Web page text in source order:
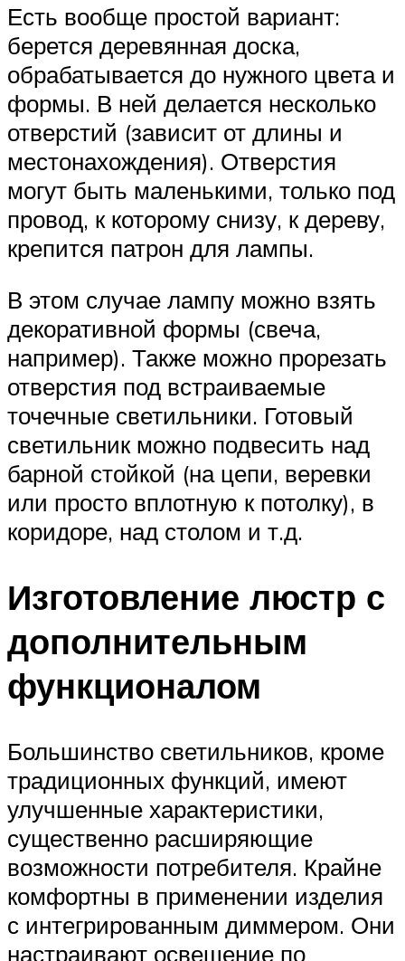
Есть вообще простой вариант:
берется деревянная доска,
обрабатывается до нужного цвета и
формы. В ней делается несколько
отверстий (зависит от длины и
местонахождения). Отверстия
могут быть маленькими, только под
провод, к которому снизу, к дереву,
крепится патрон для лампы.
В этом случае лампу можно взять
декоративной формы (свеча,
например). Также можно прорезать
отверстия под встраиваемые
точечные светильники. Готовый
светильник можно подвесить над
барной стойкой (на цепи, веревки
или просто вплотную к потолку), в
коридоре, над столом и т.д.
Изготовление люстр с
дополнительным
функционалом
Большинство светильников, кроме
традиционных функций, имеют
улучшенные характеристики,
существенно расширяющие
возможности потребителя. Крайне
комфортны в применении изделия
с интегрированным диммером. Они
настраивают освещение по